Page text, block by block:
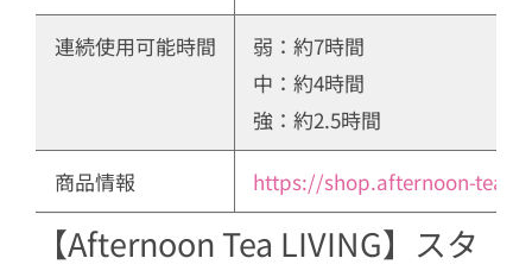
連続使用可能時間
弱：約7時間
中：約4時間
強：約2.5時間
商品情報 https://shop.afternoon-
【Afternoon Tea LIVING】スタ